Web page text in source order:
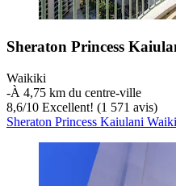
Sheraton Princess
Waikiki
‐À 4,75 km du centre-ville
8,6/10 Excellent! (1 571 avis)
Sheraton Princess Kaiulani